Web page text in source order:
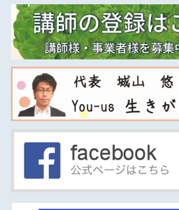
2015年12月
2015年11月